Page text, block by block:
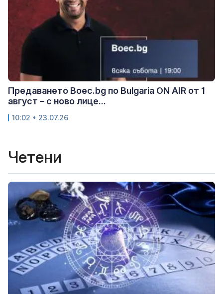
Предаването Boec.bg по Bulgaria ON AIR от 1
август – с ново лице...
10:02 • 23.07.26
Четени